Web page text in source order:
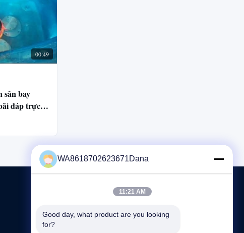
00:49
sân bay
đáp trực
LIÊN HỆ CHÚNG TÔI
WA8618702623671Dana
11:21 AM
Good day, what product are you looking
for?